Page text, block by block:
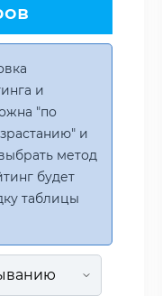
и
"по
и
метод
будет
таблицы